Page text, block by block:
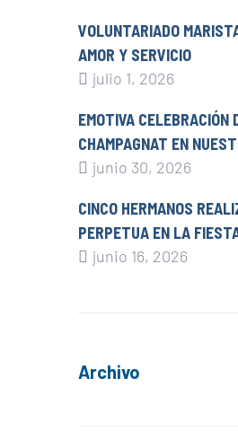
VOLUNTARIADO
AMOR Y SERVICIO
julio 1, 2026
EMOTIVA CELEBRACIÓN
CHAMPAGNAT EN
junio 30, 2026
CINCO HERMANOS
PERPETUA EN LA
junio 16, 2026
Archivo